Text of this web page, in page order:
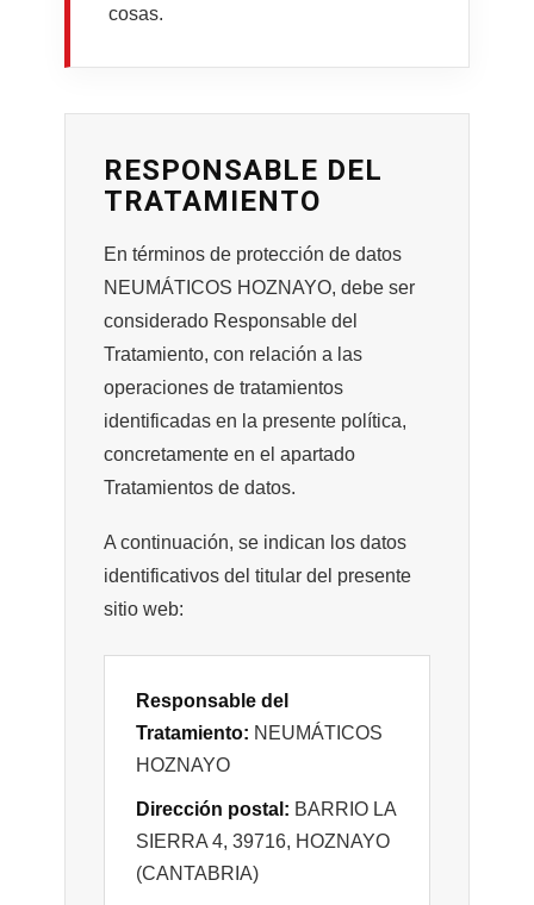
cosas.
RESPONSABLE DEL
TRATAMIENTO
En términos de protección de datos
NEUMÁTICOS HOZNAYO, debe ser
considerado Responsable del
Tratamiento, con relación a las
operaciones de tratamientos
identificadas en la presente política,
concretamente en el apartado
Tratamientos de datos.
A continuación, se indican los datos
identificativos del titular del presente
sitio web:
Responsable del
Tratamiento: NEUMÁTICOS
HOZNAYO
Dirección postal: BARRIO LA
SIERRA 4, 39716, HOZNAYO
(CANTABRIA)